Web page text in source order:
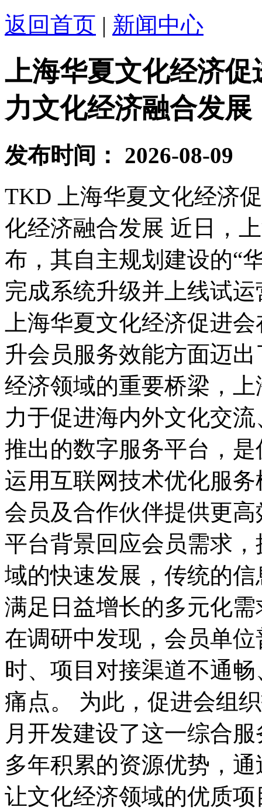
返回首页 | 新闻中心
上海华夏文化经济
力文化经济融合发展
发布时间：
2026-08-09
TKD 上海华夏文化经济
化经济融合发展 近日，
布，其自主规划建设的“
完成系统升级并上线试
上海华夏文化经济促进
升会员服务效能方面迈
经济领域的重要桥梁，
力于促进海内外文化交
推出的数字服务平台，
运用互联网技术优化服
会员及合作伙伴提供更
平台背景回应会员需求
域的快速发展，传统的
满足日益增长的多元化
在调研中发现，会员单
时、项目对接渠道不通
痛点。 为此，促进会组
月开发建设了这一综合
多年积累的资源优势，
让文化经济领域的优质